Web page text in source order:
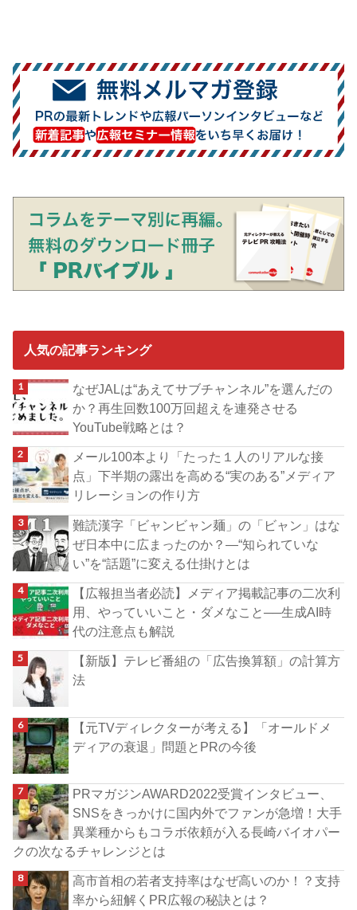
人気の記事ランキング
なぜJALは“あえてサブチャンネル”を選んだの
か？再生回数100万回超えを連発させる
YouTube戦略とは？
メール100本より「たった１人のリアルな接
点」下半期の露出を高める“実のある”メディア
リレーションの作り方
難読漢字「ビャンビャン麺」の「ビャン」はな
ぜ日本中に広まったのか？―“知られていな
い”を“話題”に変える仕掛けとは
【広報担当者必読】メディア掲載記事の二次利
用、やっていいこと・ダメなこと──生成AI時
代の注意点も解説
【新版】テレビ番組の「広告換算額」の計算方
法
【元TVディレクターが考える】「オールドメ
ディアの衰退」問題とPRの今後
PRマガジンAWARD2022受賞インタビュー、
SNSをきっかけに国内外でファンが急増！大手
異業種からもコラボ依頼が入る長崎バイオパー
クの次なるチャレンジとは
高市首相の若者支持率はなぜ高いのか！？支持
率から紐解くPR広報の秘訣とは？